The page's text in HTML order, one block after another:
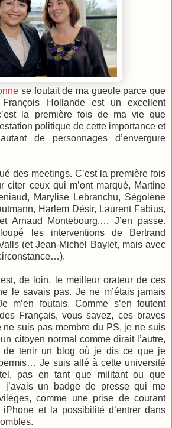
se foutait de ma gueule parce que
Hollande est un excellent
la première fois de ma vie que
politique de cette importance et
de personnages d’envergure
des meetings. C’est la première fois
citer ceux qui m’ont marqué, Martine
Marylise Lebranchu, Ségolène
Harlem Désir, Laurent Fabius,
Arnaud Montebourg,… J’en passe.
les interventions de Bertrand
(et Jean-Michel Baylet, mais avec
est, de loin, le meilleur orateur de ces
le savais pas. Je ne m’étais jamais
m’en foutais. Comme s’en foutent
Français, vous savez, ces braves
suis pas membre du PS, je ne suis
citoyen normal comme dirait l’autre,
de tenir un blog où je dis ce que je
Je suis allé à cette université
pas en tant que militant ou que
j’avais un badge de presse qui me
comme une prise de courant
iPhone et la possibilité d’entrer dans